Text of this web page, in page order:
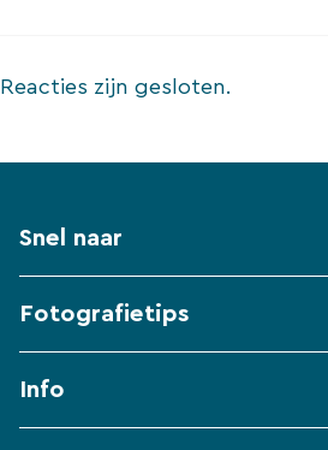
Reacties zijn gesloten.
Snel naar
Fotografietips
Info